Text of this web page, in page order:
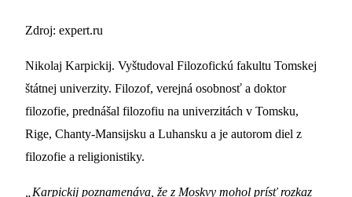
Zdroj: expert.ru
Nikolaj Karpickij. Vyštudoval Filozofickú fakultu Tomskej
štátnej univerzity. Filozof, verejná osobnosť a doktor
filozofie, prednášal filozofiu na univerzitách v Tomsku,
Rige, Chanty-Mansijsku a Luhansku a je autorom diel z
filozofie a religionistiky.
„Karpickij poznamenáva, že z Moskvy mohol prísť rozkaz